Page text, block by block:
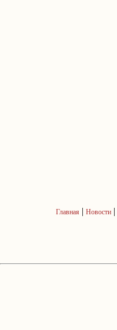
Главная | Новости|